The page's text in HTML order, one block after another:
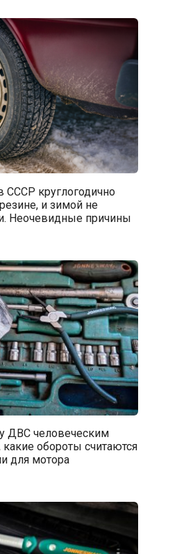
круглогодично
и зимой не
Неочевидные причины
ДВС человеческим
обороты считаются
для мотора